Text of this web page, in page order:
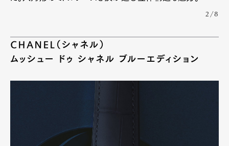
2/8
CHANEL（シャネル）
ムッシュー ドゥ シャネル ブルーエディション